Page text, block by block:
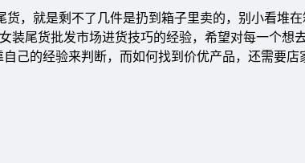
，就是剩不了几件是扔到箱子里卖的，别小看堆
尾货批发市场进货技巧的经验，希望对每一个想
己的经验来判断，而如何找到价优产品，还需要店